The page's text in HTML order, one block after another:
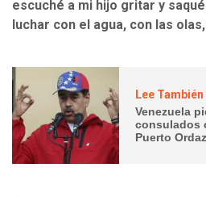
escuché a mi hijo gritar y
luchar con el agua, con las
Lee También
Venezuela
consulados
Puerto Ordaz